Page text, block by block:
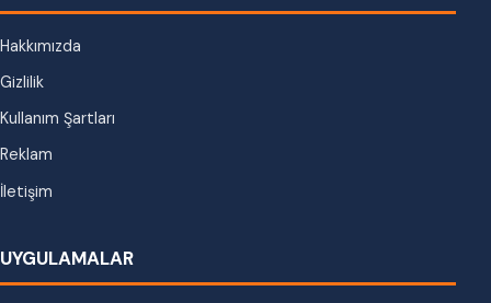
Hakkımızda
Gizlilik
Kullanım Şartları
Reklam
İletişim
UYGULAMALAR